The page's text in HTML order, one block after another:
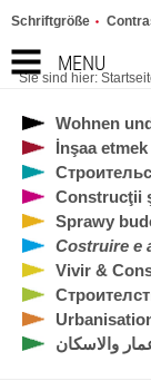
MENU
Schriftgröße
Sie sind hier:
Wohnen
İnşaa
Construcţii
Sprawy
Costruire e
Vivir &
والاسكان